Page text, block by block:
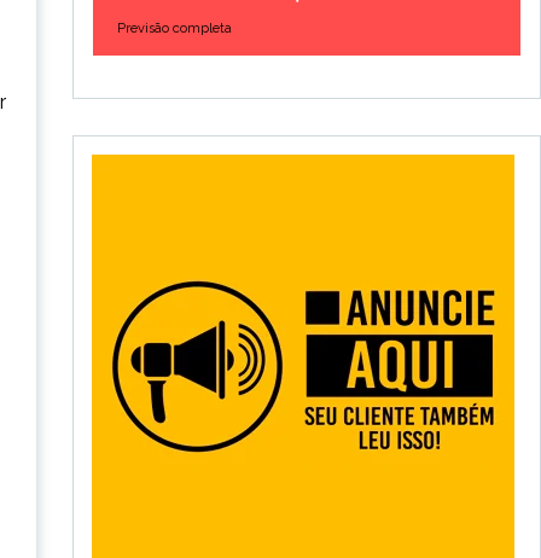
Previsão completa